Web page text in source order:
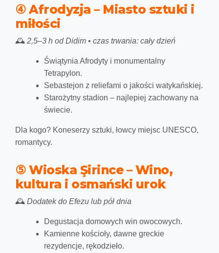
④ Afrodyzja – Miasto sztuki i
miłości
🕰️ 2,5–3 h od Didim • czas trwania: cały dzień
Świątynia Afrodyty i monumentalny
Tetrapylon.
Sebastejon z reliefami o jakości watykańskiej.
Starożytny stadion – najlepiej zachowany na
świecie.
Dla kogo? Koneserzy sztuki, łowcy miejsc UNESCO,
romantycy.
⑤ Wioska Şirince – Wino,
kultura i osmański urok
🕰️ Dodatek do Efezu lub pół dnia
Degustacja domowych win owocowych.
Kamienne kościoły, dawne greckie
rezydencje, rękodzieło.